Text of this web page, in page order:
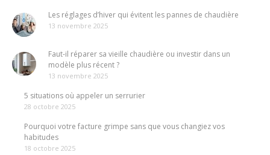
Les réglages d’hiver qui évitent les pannes de chaudière
13 novembre 2025
Faut-il réparer sa vieille chaudière ou investir dans un
modèle plus récent ?
13 novembre 2025
5 situations où appeler un serrurier
28 octobre 2025
Pourquoi votre facture grimpe sans que vous changiez vos
habitudes
18 octobre 2025